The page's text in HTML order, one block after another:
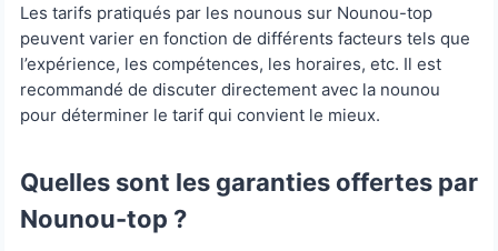
Les tarifs pratiqués par les nounous sur Nounou-top
peuvent varier en fonction de différents facteurs tels que
l’expérience, les compétences, les horaires, etc. Il est
recommandé de discuter directement avec la nounou
pour déterminer le tarif qui convient le mieux.
Quelles sont les garanties offertes par
Nounou-top ?